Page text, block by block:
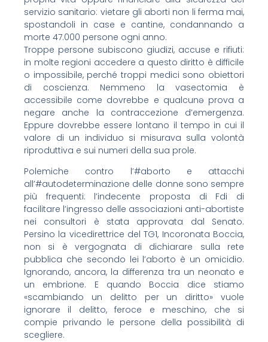
servizio sanitario: vietare gli aborti non li ferma mai,
spostandoli in case e cantine, condannando a
morte 47.000 persone ogni anno.
Troppe persone subiscono giudizi, accuse e rifiuti:
in molte regioni accedere a questo diritto è difficile
o impossibile, perché troppi medici sono obiettori
di coscienza. Nemmeno la vasectomia è
accessibile come dovrebbe e qualcunə prova a
negare anche la contraccezione d’emergenza.
Eppure dovrebbe essere lontano il tempo in cui il
valore di un individuo si misurava sulla volontà
riproduttiva e sui numeri della sua prole.
Polemiche contro l’#aborto e attacchi
all’#autodeterminazione delle donne sono sempre
più frequenti: l’indecente proposta di Fdi di
facilitare l’ingresso delle associazioni anti-abortiste
nei consultori è stata approvata dal Senato.
Persino la vicedirettrice del TG1, Incoronata Boccia,
non si è vergognata di dichiarare sulla rete
pubblica che secondo lei l’aborto è un omicidio.
Ignorando, ancora, la differenza tra un neonato e
un embrione. E quando Boccia dice stiamo
«scambiando un delitto per un diritto» vuole
ignorare il delitto, feroce e meschino, che si
compie privando le persone della possibilità di
scegliere.